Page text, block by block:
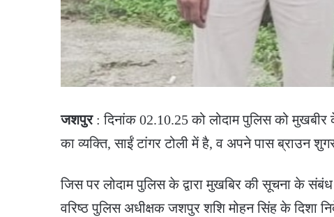
जशपुर: दिनांक 02.10.25 को लोदाम पुलिस को
का व्यक्ति, साईं टांगर टोली में है, व अपने पास ब्राउन
जिस पर लोदाम पुलिस के द्वारा मुखबिर की सूचना के
वरिष्ठ पुलिस अधीक्षक जशपुर शशि मोहन सिंह के दिशा